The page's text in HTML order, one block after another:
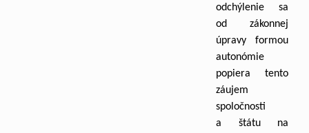
odchýlenie sa
od zákonnej
úpravy formou
autonómie
popiera tento
záujem
spoločnosti
a štátu na